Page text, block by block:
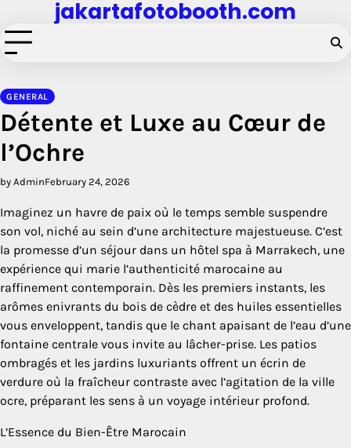
to
content
jakartafotobooth.com
GENERAL
Détente et Luxe au Cœur de
l’Ochre
by AdminFebruary 24, 2026
Imaginez un havre de paix où le temps semble suspendre
son vol, niché au sein d’une architecture majestueuse. C’est
la promesse d’un séjour dans un hôtel spa à Marrakech, une
expérience qui marie l’authenticité marocaine au
raffinement contemporain. Dès les premiers instants, les
arômes enivrants du bois de cèdre et des huiles essentielles
vous enveloppent, tandis que le chant apaisant de l’eau d’une
fontaine centrale vous invite au lâcher-prise. Les patios
ombragés et les jardins luxuriants offrent un écrin de
verdure où la fraîcheur contraste avec l’agitation de la ville
ocre, préparant les sens à un voyage intérieur profond.
L’Essence du Bien-Être Marocain